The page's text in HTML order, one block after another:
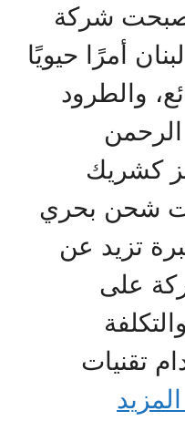
أصبحت شركة
أمرًا حيويًا
والطرود
كشريك
شحن بحري
تزيد عن
على
تقنيات